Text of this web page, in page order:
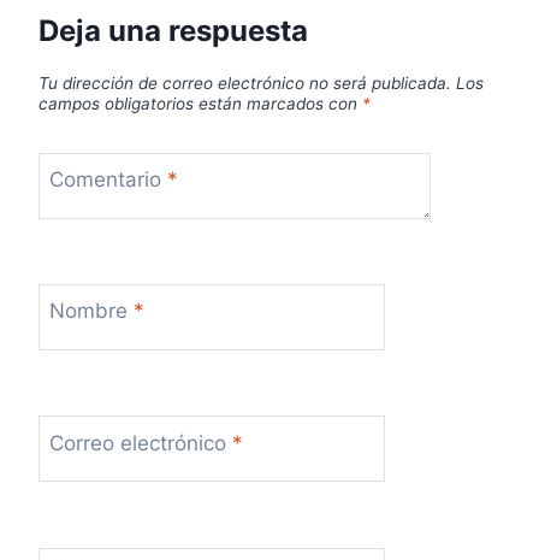
Deja una respuesta
Tu dirección de correo electrónico no será publicada. Los
campos obligatorios están marcados con *
Comentario *
Nombre *
Correo electrónico *